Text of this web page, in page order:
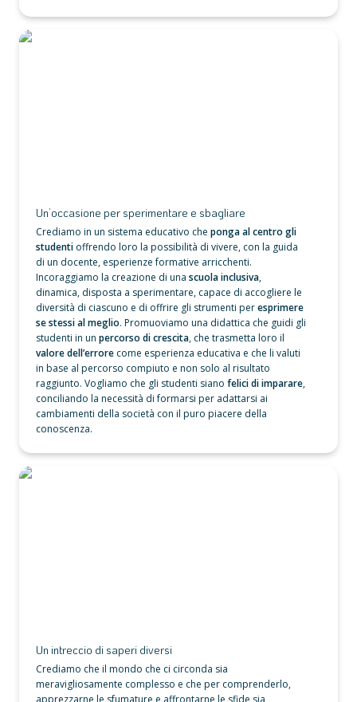
Un’occasione per sperimentare e sbagliare
Un’occasione per sperimentare e sbagliare
Crediamo in un sistema educativo che ponga al centro gli
studenti offrendo loro la possibilità di vivere, con la guida
di un docente, esperienze formative arricchenti.
Incoraggiamo la creazione di una scuola inclusiva,
dinamica, disposta a sperimentare, capace di accogliere le
diversità di ciascuno e di offrire gli strumenti per esprimere
se stessi al meglio. Promuoviamo una didattica che guidi gli
studenti in un percorso di crescita, che trasmetta loro il
valore dell’errore come esperienza educativa e che li valuti
in base al percorso compiuto e non solo al risultato
raggiunto. Vogliamo che gli studenti siano felici di imparare,
conciliando la necessità di formarsi per adattarsi ai
cambiamenti della società con il puro piacere della
conoscenza.
Un intreccio di saperi diversi
Un intreccio di saperi diversi
Crediamo che il mondo che ci circonda sia
meravigliosamente complesso e che per comprenderlo,
apprezzarne le sfumature e affrontarne le sfide sia